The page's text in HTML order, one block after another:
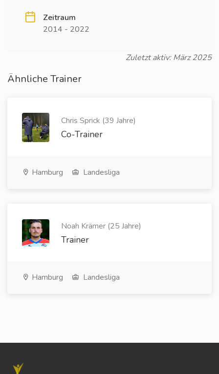
Zeitraum
2014 - 2022
Zuletzt aktiv: März 2025
Ähnliche Trainer
Chris Sprick (39 Jahre)
Co-Trainer
Hamburg Landesliga
Noah Krämer (25 Jahre)
Trainer
Hamburg Landesliga